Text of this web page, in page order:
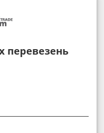
перевезень